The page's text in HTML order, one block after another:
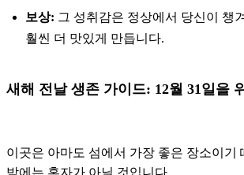
보상: 그 성취감은 정상에서 당신이 챙
훨씬 더 맛있게 만듭니다.
새해 전날 생존 가이드: 12월 31일을
이곳은 아마도 섬에서 가장 좋은 장소이기
밤에는 혼자가 아닐 것입니다.